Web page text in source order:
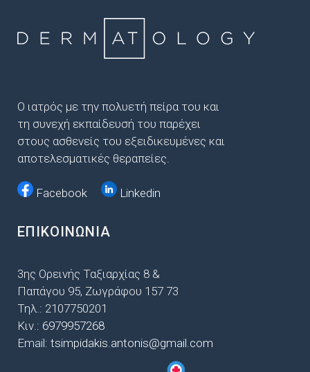
Ο ιατρός με την πολυετή πείρα του και
τη συνεχή εκπαίδευσή του παρέχει
στους ασθενείς του εξειδικευμένες και
αποτελεσματικές θεραπείες.
Facebook Linkedin
ΕΠΙΚΟΙΝΩΝΙΑ
3ης Ορεινής Ταξιαρχίας 8 &
Παπάγου 95, Ζωγράφου 157 73
Τηλ.: 2107750201
Κιν.: 6979957268
Email: tsimpidakis.antonis@gmail.com